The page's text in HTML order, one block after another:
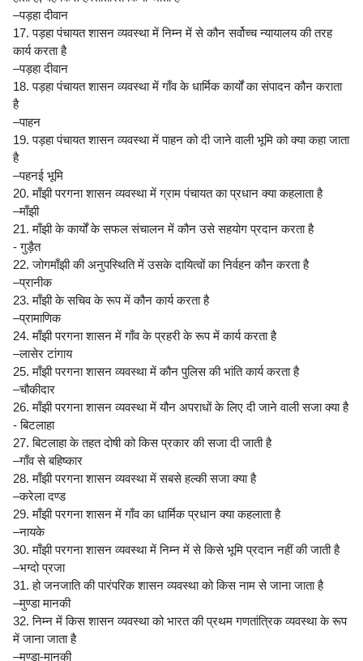
–पड़हा दीवान
17. पड़हा पंचायत शासन व्यवस्था में निम्न में से कौन सर्वोच्च न्यायालय की तरह
कार्य करता है
–पड़हा दीवान
18. पड़हा पंचायत शासन व्यवस्था में गाँव के धार्मिक कार्यों का संपादन कौन कराता
है
–पाहन
19. पड़हा पंचायत शासन व्यवस्था में पाहन को दी जाने वाली भूमि को क्या कहा जाता
है
–पहनई भूमि
20. माँझी परगना शासन व्यवस्था में ग्राम पंचायत का प्रधान क्या कहलाता है
–माँझी
21. माँझी के कार्यों के सफल संचालन में कौन उसे सहयोग प्रदान करता है
- गुड़ैत
22. जोगमाँझी की अनुपस्थिति में उसके दायित्वों का निर्वहन कौन करता है
–प्रानीक
23. माँझी के सचिव के रूप में कौन कार्य करता है
–प्रामाणिक
24. माँझी परगना शासन में गाँव के प्रहरी के रूप में कार्य करता है
–लासेर टांगाय
25. माँझी परगना शासन व्यवस्था में कौन पुलिस की भांति कार्य करता है
–चौकीदार
26. माँझी परगना शासन व्यवस्था में यौन अपराधों के लिए दी जाने वाली सजा क्या है
- बिटलाहा
27. बिटलाहा के तहत दोषी को किस प्रकार की सजा दी जाती है
–गाँव से बहिष्कार
28. माँझी परगना शासन व्यवस्था में सबसे हल्की सजा क्या है
–करेला दण्ड
29. माँझी परगना शासन में गाँव का धार्मिक प्रधान क्या कहलाता है
–नायके
30. माँझी परगना शासन व्यवस्था में निम्न में से किसे भूमि प्रदान नहीं की जाती है
–भग्दो प्रजा
31. हो जनजाति की पारंपरिक शासन व्यवस्था को किस नाम से जाना जाता है
–मुण्डा मानकी
32. निम्न में किस शासन व्यवस्था को भारत की प्रथम गणतांत्रिक व्यवस्था के रूप
में जाना जाता है
–मुण्डा-मानकी